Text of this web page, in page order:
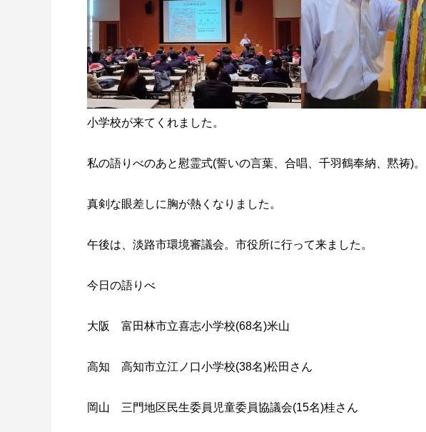
小学校が来てくれました。
私の語りべのあと慰霊式(誓いの言葉、合唱、千羽鶴奉納、黙祷)。
真剣な眼差しに胸が熱くなりました。
午後は、淡路市環境審議会。市役所に行って来ました。
今日の語りべ
大阪 富田林市立喜志小学校(68名)米山
高知 高知市立江ノ口小学校(38名)松田さん
岡山 三門地区民生委員児童委員協議会(15名)桂さん